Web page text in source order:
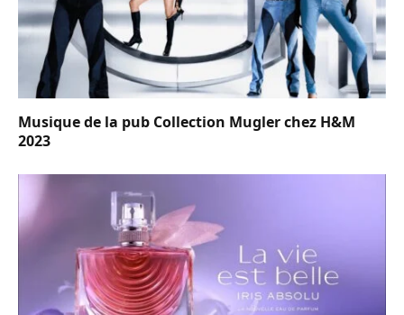
Musique de la pub Collection Mugler chez H&M
2023